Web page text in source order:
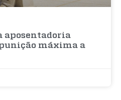
aposentadoria
máxima a